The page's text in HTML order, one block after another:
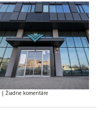
| Žiadne komentáre